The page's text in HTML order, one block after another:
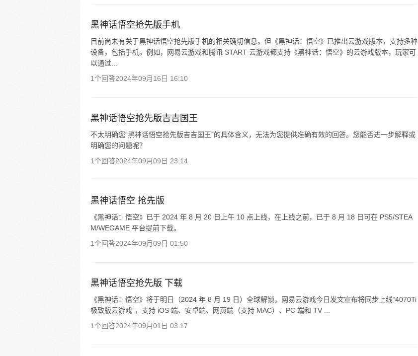
黑神话悟空抢先版手机
目前尚未有关于黑神话悟空抢先版手机的相关确切信息。但《黑神话：悟空》已推出云游戏版本，支持多种
设备，包括手机。例如，网易云游戏和腾讯 START 云游戏都支持《黑神话：悟空》的云游戏版本，玩家可
以通过...
1个回答2024年09月16日 16:10
黑神话悟空抢先版吉吉国王
不太明确您“黑神话悟空抢先版吉吉国王”的具体含义，无法为您提供准确有效的回答。您能否进一步解释或
明确您的问题呢？
1个回答2024年09月09日 23:14
黑神话悟空 抢先版
《黑神话：悟空》已于 2024 年 8 月 20 日上午 10 点上线，在上线之前，已于 8 月 18 日可在 PS5/STEA
M/WEGAME 平台提前下载。
1个回答2024年09月09日 01:50
黑神话悟空抢先版 下载
《黑神话：悟空》将于明日（2024 年 8 月 19 日）全球解锁，网易云游戏今日发文宣布将同步上线“4070Ti
极致版云游戏”，支持 iOS 端、安卓端、网页端（支持 MAC）、PC 端和 TV ...
1个回答2024年09月01日 03:17